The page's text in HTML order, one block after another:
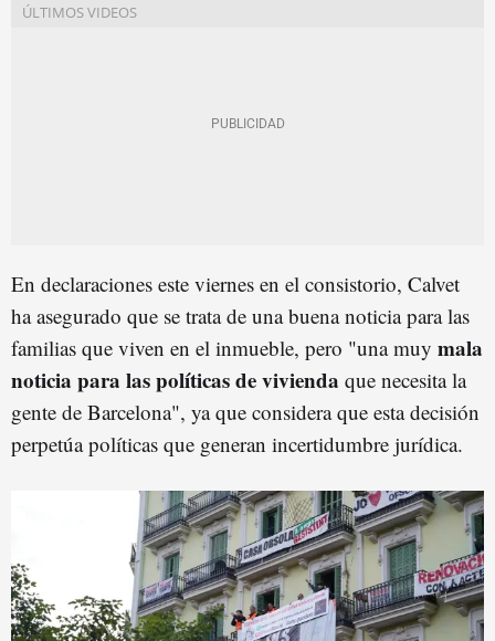
En declaraciones este viernes en el consistorio, Calvet
ha asegurado que se trata de una buena noticia para las
familias que viven en el inmueble, pero "una muy mala
noticia para las políticas de vivienda que necesita la
gente de Barcelona", ya que considera que esta decisión
perpetúa políticas que generan incertidumbre jurídica.